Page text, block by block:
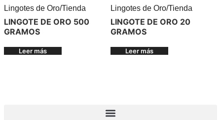
Lingotes de Oro/Tienda
LINGOTE DE ORO 500
GRAMOS
Leer más
Lingotes de Oro/Tienda
LINGOTE DE ORO 20
GRAMOS
Leer más